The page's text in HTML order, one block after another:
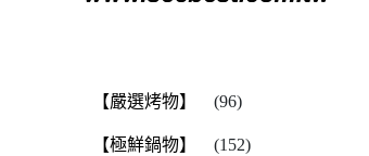
【嚴選烤物】 (96)
【極鮮鍋物】 (152)